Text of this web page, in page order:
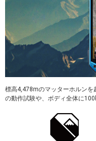
標高4,478mのマッターホルン
の動作試験や、ボディ全体に